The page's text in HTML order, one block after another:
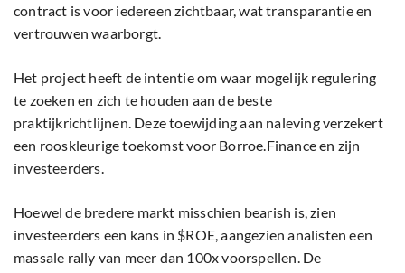
contract is voor iedereen zichtbaar, wat transparantie en
vertrouwen waarborgt.
Het project heeft de intentie om waar mogelijk regulering
te zoeken en zich te houden aan de beste
praktijkrichtlijnen. Deze toewijding aan naleving verzekert
een rooskleurige toekomst voor Borroe.Finance en zijn
investeerders.
Hoewel de bredere markt misschien bearish is, zien
investeerders een kans in $ROE, aangezien analisten een
massale rally van meer dan 100x voorspellen. De